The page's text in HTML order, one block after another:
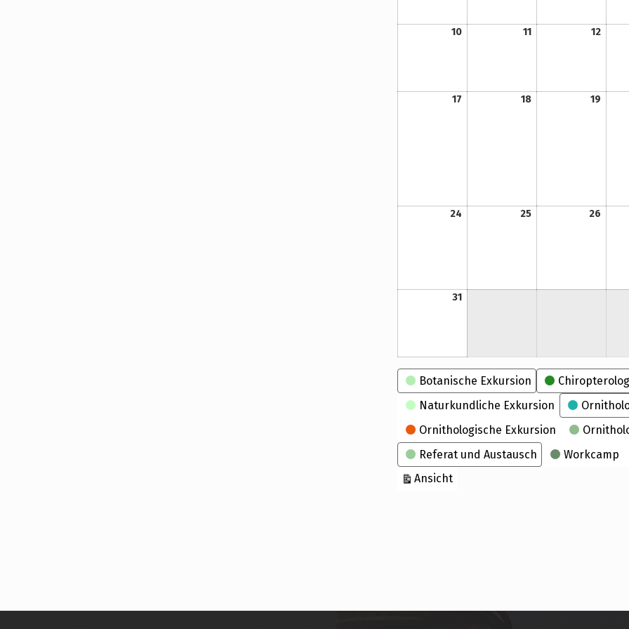
10
10. August 2026
11
11. August 2026
12
12. August 2026
17
17. August 2026
18
18. August 2026
19
19. August 2026
24
24. August 2026
25
25. August 2026
26
26. August 2026
31
31. August 2026
Kategorien
Botanische Exkursion
Naturkundliche Exkursion
Ornithologische Exkursion
Referat und Austausch
Workcamp
Ansichtausdrucken